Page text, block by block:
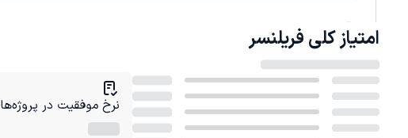
امتیاز کلی فریلنسر
نرخ موفقیت در پروژه‌ها